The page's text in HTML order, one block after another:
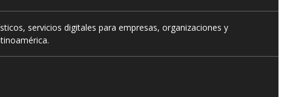
servicios digitales para empresas, organizaciones y